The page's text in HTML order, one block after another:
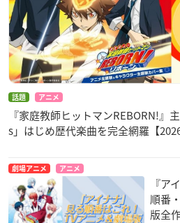
話題 アニメ
『家庭教師ヒットマンREBORN!』
s」はじめ歴代楽曲を完全網羅【
劇場アニメ アニメ
『ア
順番
版全